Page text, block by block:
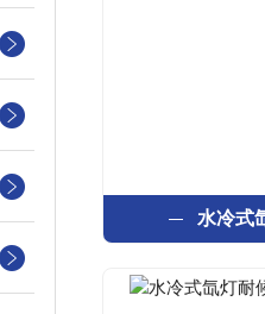
水冷式